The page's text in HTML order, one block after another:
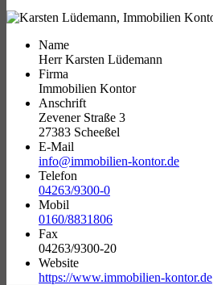
Name
Herr Karsten Lüdemann
Firma
Immobilien Kontor
Anschrift
Zevener Straße 3
27383 Scheeßel
E-Mail
info@immobilien-kontor.de
Telefon
04263/9300-0
Mobil
0160/8831806
Fax
04263/9300-20
Website
https://www.immobilien-kontor.de